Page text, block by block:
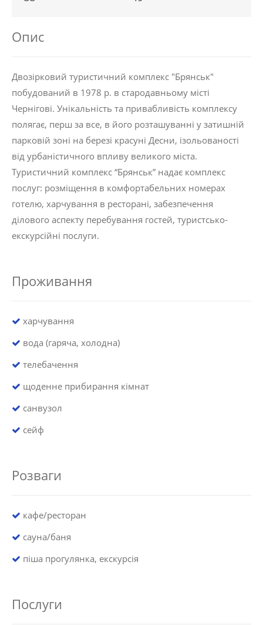
Опис
Двозірковий туристичний комплекс "Брянськ"
побудований в 1978 р. в стародавньому місті
Чернігові. Унікальність та привабливість комплексу
полягає, перш за все, в його розташуванні у затишній
парковій зоні на березі красуні Десни, ізольованості
від урбаністичного впливу великого міста.
Туристичний комплекс “Брянськ” надає комплекс
послуг: розміщення в комфортабельних номерах
готелю, харчування в ресторані, забезпечення
ділового аспекту перебування гостей, туристсько-
екскурсійні послуги.
Проживання
харчування
вода (гаряча, холодна)
телебачення
щоденне прибирання кімнат
санвузол
сейф
Розваги
кафе/ресторан
сауна/баня
піша прогулянка, екскурсія
Послуги